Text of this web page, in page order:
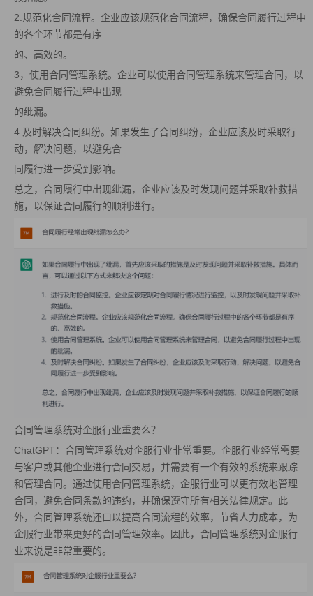
2.规范化合同流程。企业应该规范化合同流程，确保合同履行过程中
的各个环节都是有序
的、高效的。
3，使用合同管理系统。企业可以使用合同管理系统来管理合同，以
避免合同履行过程中出现
的纰漏。
4.及时解决合同纠纷。如果发生了合同纠纷，企业应该及时采取行
动，解决问题，以避免合
同履行进一步受到影响。
总之，合同履行中出现纰漏，企业应该及时发现问题并采取补救措
施，以保证合同履行的顺利进行。
合同管理系统对企服行业重要么？
ChatGPT：合同管理系统对企服行业非常重要。企服行业经常需要
与客户或其他企业进行合同交易，并需要有一个有效的系统来跟踪
和管理合同。通过使用合同管理系统，企服行业可以更有效地管理
合同，避免合同条款的违约，并确保遵守所有相关法律规定。此
外，合同管理系统还口以提高合同流程的效率，节省人力成本，为
企服行业带来更好的合同管理效率。因此，合同管理系统对企服行
业来说是非常重要的。